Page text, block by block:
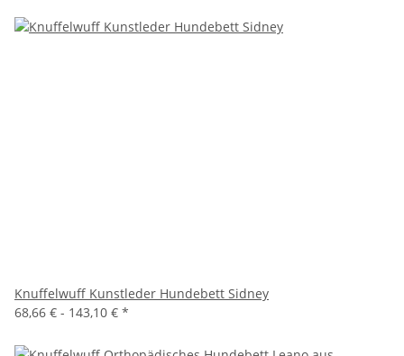
Knuffelwuff Kunstleder Hundebett Sidney
68,66 € - 143,10 € *